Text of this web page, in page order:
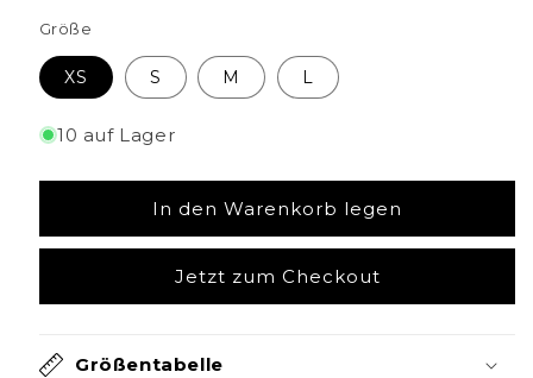
Größe
XS S M L
10 auf Lager
In den Warenkorb legen
Jetzt zum Checkout
Größentabelle